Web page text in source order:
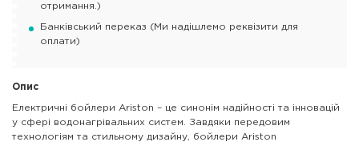
отримання.)
Банківський переказ (Ми надішлемо реквізити для
оплати)
Опис
Електричні бойлери Ariston – це синонім надійності та інновацій
у сфері водонагрівальних систем. Завдяки передовим
технологіям та стильному дизайну, бойлери Ariston